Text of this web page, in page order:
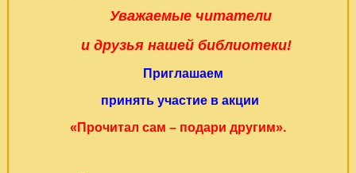
Уважаемые читатели
и друзья нашей библиотеки!
Приглашаем
принять участие в акции
«Прочитал сам – подари другим».